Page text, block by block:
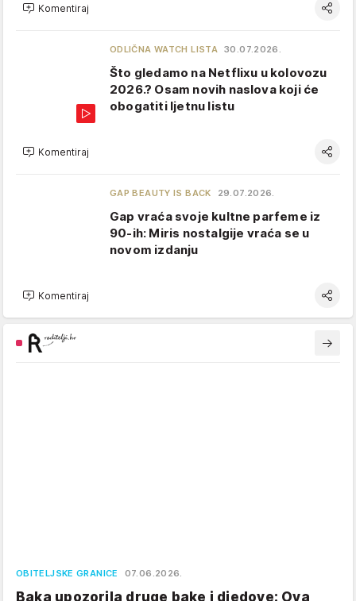
Komentiraj
ODLIČNA WATCH LISTA 30.07.2026.
Što gledamo na Netflixu u kolovozu
2026.? Osam novih naslova koji će
obogatiti ljetnu listu
Komentiraj
GAP BEAUTY IS BACK 29.07.2026.
Gap vraća svoje kultne parfeme iz
90-ih: Miris nostalgije vraća se u
novom izdanju
Komentiraj
OBITELJSKE GRANICE 07.06.2026.
Baka upozorila druge bake i djedove: Ova